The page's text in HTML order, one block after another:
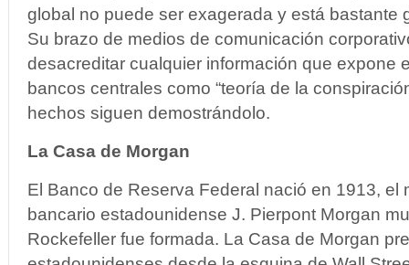
global no puede ser exagerada y está bastante
Su brazo de medios de comunicación
desacreditar cualquier información que expone
bancos centrales como “teoría de la
hechos siguen demostrándolo.
La Casa de Morgan
El Banco de Reserva Federal nació en 1913, el
bancario estadounidense J. Pierpont Morgan
Rockefeller fue formada. La Casa de Morgan